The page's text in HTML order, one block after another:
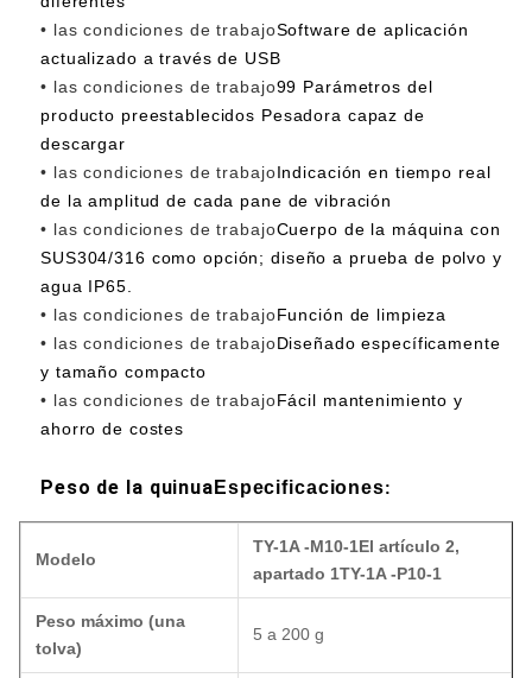
• las condiciones de trabajoSoftware de aplicación
actualizado a través de USB
• las condiciones de trabajo99 Parámetros del
producto preestablecidos Pesadora capaz de
descargar
• las condiciones de trabajoIndicación en tiempo real
de la amplitud de cada pane de vibración
• las condiciones de trabajoCuerpo de la máquina con
SUS304/316 como opción; diseño a prueba de polvo y
agua IP65.
• las condiciones de trabajoFunción de limpieza
• las condiciones de trabajoDiseñado específicamente
y tamaño compacto
• las condiciones de trabajoFácil mantenimiento y
ahorro de costes
Peso de la quinua Especificaciones:
Modelo
TY-1A -M10-1El artículo 2,
apartado 1TY-1A -P10-1
Peso máximo (una
tolva)
5 a 200 g